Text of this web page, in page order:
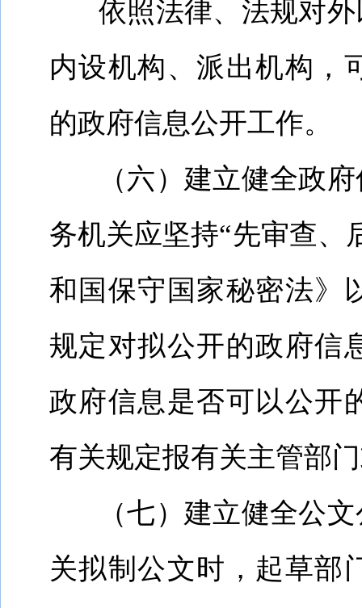
依照法律、法规对
内设机构、派出机构，
的政府信息公开工作。
（六）建立健全政
务机关应坚持“先审查、
和国保守国家秘密法》
规定对拟公开的政府信
政府信息是否可以公开
有关规定报有关主管部
（七）建立健全公
关拟制公文时，起草部